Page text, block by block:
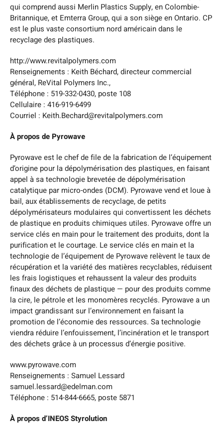
qui comprend aussi Merlin Plastics Supply, en Colombie-
Britannique, et Emterra Group, qui a son siège en Ontario. CP
est le plus vaste consortium nord américain dans le
recyclage des plastiques.
http://www.revitalpolymers.com
Renseignements : Keith Béchard, directeur commercial
général, ReVital Polymers Inc.,
Téléphone : 519-332-0430, poste 108
Cellulaire : 416-919-6499
Courriel : Keith.Bechard@revitalpolymers.com
À propos de Pyrowave
Pyrowave est le chef de file de la fabrication de l’équipement
d’origine pour la dépolymérisation des plastiques, en faisant
appel à sa technologie brevetée de dépolymérisation
catalytique par micro-ondes (DCM). Pyrowave vend et loue à
bail, aux établissements de recyclage, de petits
dépolymérisateurs modulaires qui convertissent les déchets
de plastique en produits chimiques utiles. Pyrowave offre un
service clés en main pour le traitement des produits, dont la
purification et le courtage. Le service clés en main et la
technologie de l’équipement de Pyrowave relèvent le taux de
récupération et la variété des matières recyclables, réduisent
les frais logistiques et rehaussent la valeur des produits
finaux des déchets de plastique — pour des produits comme
la cire, le pétrole et les monomères recyclés. Pyrowave a un
impact grandissant sur l’environnement en faisant la
promotion de l’économie des ressources. Sa technologie
viendra réduire l’enfouissement, l’incinération et le transport
des déchets grâce à un processus d’énergie positive.
www.pyrowave.com
Renseignements : Samuel Lessard
samuel.lessard@edelman.com
Téléphone : 514-844-6665, poste 5871
À propos d’INEOS Styrolution